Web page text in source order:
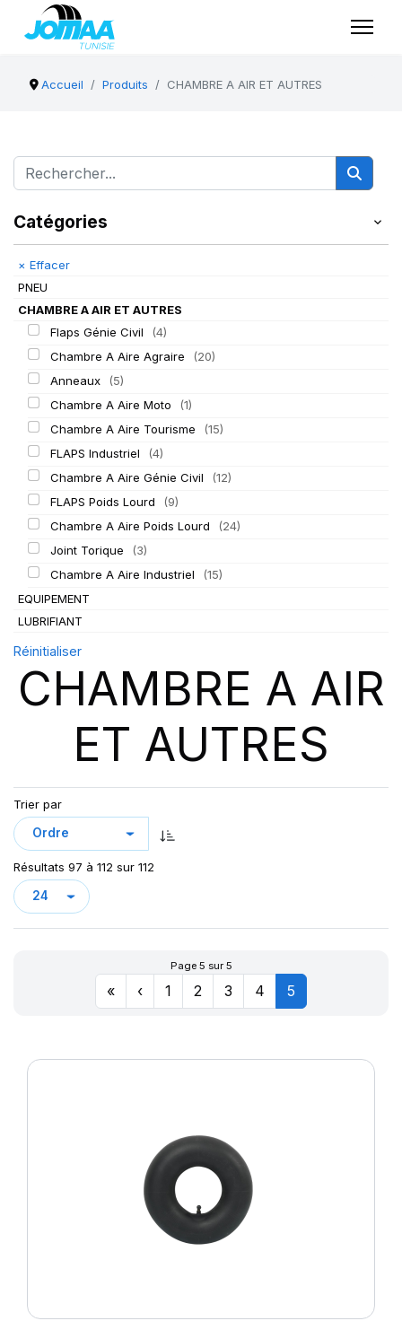
Accueil Produits CHAMBRE A AIR ET AUTRES
Catégories
× Effacer
PNEU
CHAMBRE A AIR ET AUTRES
Flaps Génie Civil
(4)
Chambre A Aire Agraire
(20)
Anneaux
(5)
Chambre A Aire Moto
(1)
Chambre A Aire Tourisme
(15)
FLAPS Industriel
(4)
Chambre A Aire Génie Civil
(12)
FLAPS Poids Lourd
(9)
Chambre A Aire Poids Lourd
(24)
Joint Torique
(3)
Chambre A Aire Industriel
(15)
EQUIPEMENT
LUBRIFIANT
Réinitialiser
CHAMBRE A AIR
ET AUTRES
Trier par
Résultats 97 à 112 sur 112
Page 5 sur 5
« ‹ 1 2 3 4 5